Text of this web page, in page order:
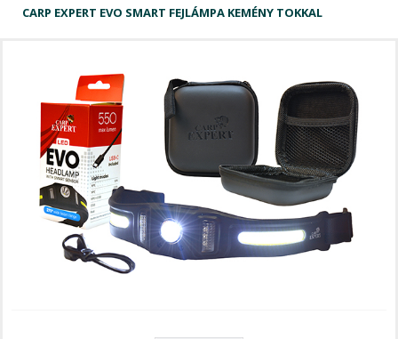
CARP EXPERT EVO SMART FEJLÁMPA KEMÉNY TOKKAL